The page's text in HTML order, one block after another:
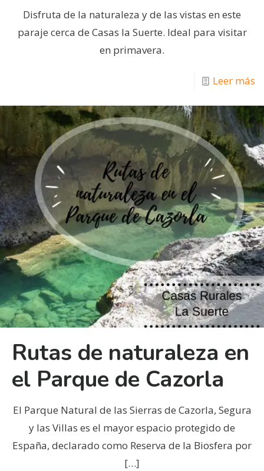
Disfruta de la naturaleza y de las vistas en este
paraje cerca de Casas la Suerte. Ideal para visitar
en primavera.
Leer más
Rutas de naturaleza en
el Parque de Cazorla
El Parque Natural de las Sierras de Cazorla, Segura
y las Villas es el mayor espacio protegido de
España, declarado como Reserva de la Biosfera por
[…]